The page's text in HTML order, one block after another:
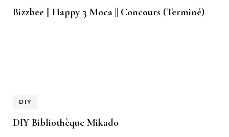
Bizzbee || Happy 3 Moca || Concours (Terminé)
DIY
DIY Bibliothèque Mikado